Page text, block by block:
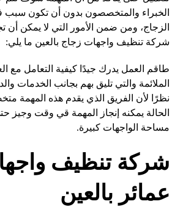
الخبراء والمتخصصون بدون أن تكون
الزجاج، ومن ضمن الأمور التي لا يمكن
شركة تنظيف واجهات زجاج بالعين ما يلي:
طاقم العمل يدرك جيدًا كيفية التعامل مع
الملائمة والتي تليق بهم بجانب الخدمات
نظرًا لأن الفريق الذي يقدم هذه المهمة
الحالة يمكنه إنجاز المهمة قي وقت وجيز
مساحة الواجهات كبيرة.
شركة تنظيف
عمائر بالعين